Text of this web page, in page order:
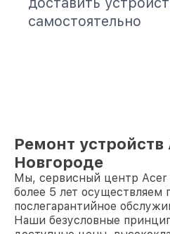
самостоятельно
Ремонт
Новгороде
Мы, сервисный центр
более 5 лет осуществляем
послегарантийное
Наши безусловные